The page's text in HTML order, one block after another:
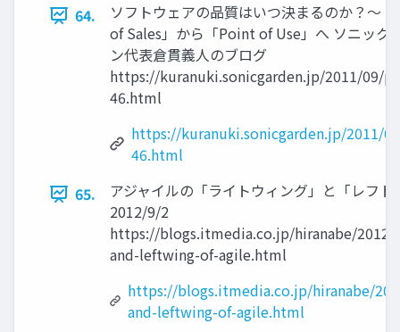
64.
ソフトウェアの品質はいつ決まるのか？〜
of Sales」から「Point of Use」へ ソニック
ン代表倉貫義人のブログ
https://kuranuki.sonicgarden.jp/2011/09/
46.html
https://kuranuki.sonicgarden.jp/2011/
46.html
65.
アジャイルの「ライトウィング」と「レフト
2012/9/2
https://blogs.itmedia.co.jp/hiranabe/
and-leftwing-of-agile.html
https://blogs.itmedia.co.jp/hiranabe/
and-leftwing-of-agile.html